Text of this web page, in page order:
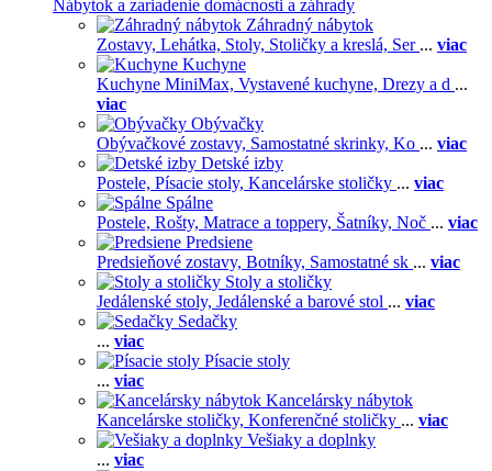
Nábytok a zariadenie domácnosti a záhrady
Záhradný nábytok
Zostavy, Lehátka, Stoly, Stoličky a kreslá, Ser ... viac
Kuchyne
Kuchyne MiniMax, Vystavené kuchyne, Drezy a d ...
viac
Obývačky
Obývačkové zostavy, Samostatné skrinky, Ko ... viac
Detské izby
Postele, Písacie stoly, Kancelárske stoličky ... viac
Spálne
Postele, Rošty, Matrace a toppery, Šatníky, Noč ... viac
Predsiene
Predsieňové zostavy, Botníky, Samostatné sk ... viac
Stoly a stoličky
Jedálenské stoly, Jedálenské a barové stol ... viac
Sedačky
... viac
Písacie stoly
... viac
Kancelársky nábytok
Kancelárske stoličky, Konferenčné stoličky ... viac
Vešiaky a doplnky
... viac